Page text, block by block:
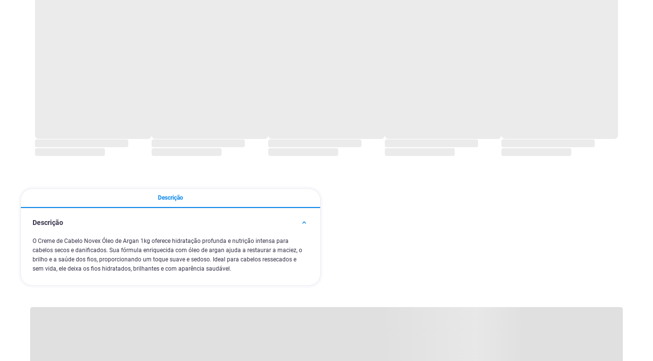
Descrição
Descrição
O Creme de Cabelo Novex Óleo de Argan 1kg oferece hidratação profunda e nutrição intensa para
cabelos secos e danificados. Sua fórmula enriquecida com óleo de argan ajuda a restaurar a maciez, o
brilho e a saúde dos fios, proporcionando um toque suave e sedoso. Ideal para cabelos ressecados e
sem vida, ele deixa os fios hidratados, brilhantes e com aparência saudável.